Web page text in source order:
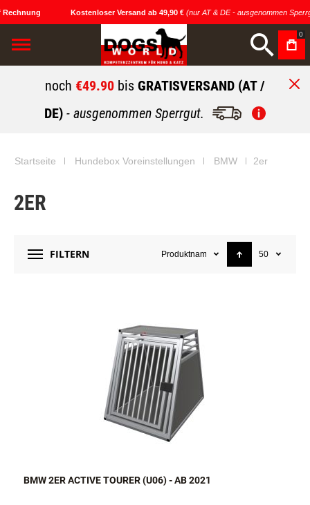
Kostenloser Versand ab 49,90 €(nur AT & DE - ausgenommen
0
noch €49.90 bis GRATISVERSAND (AT /
DE) - ausgenommen Sperrgut.
Startseite Hundebox Voreinstellungen BMW 2er
2ER
FILTERN Produktname 50
BMW 2ER ACTIVE TOURER (U06) - AB 2021